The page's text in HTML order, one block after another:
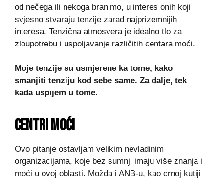
od nečega ili nekoga branimo, u interes onih koji
svjesno stvaraju tenzije zarad najprizemnijih
interesa. Tenzična atmosvera je idealno tlo za
zloupotrebu i uspoljavanje različitih centara moći.
Moje tenzije su usmjerene ka tome, kako
smanjiti tenziju kod sebe same. Za dalje, tek
kada uspijem u tome.
CENTRI MOĆI
Ovo pitanje ostavljam velikim nevladinim
organizacijama, koje bez sumnji imaju više znanja i
moći u ovoj oblasti. Možda i ANB-u, kao crnoj kutiji